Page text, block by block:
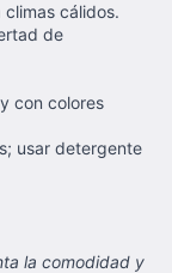
cálidos.
de
con colores
usar detergente
la comodidad y